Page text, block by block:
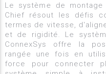
Le système de montage
Chief résout les défis
termes de vitesse,
et de rigidité. Le
ConnexSys offre la
rangée une fois en
force pour connecter